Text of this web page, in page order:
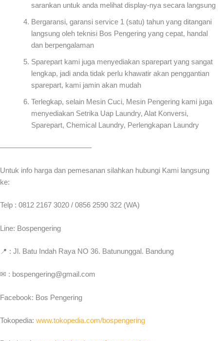
sarankan untuk anda melihat display-nya secara langsung
Bergaransi, garansi service 1 (satu) tahun yang ditangani
langsung oleh teknisi Bos Pengering yang cepat, handal
dan berpengalaman
Sparepart kami juga menyediakan sparepart yang sangat
lengkap, jadi anda tidak perlu khawatir akan penggantian
sparepart, kami jamin akan mudah
Terlegkap, selain Mesin Cuci, Mesin Pengering kami juga
menyediakan Setrika Uap Laundry, Alat Konversi,
Sparepart, Chemical Laundry, Perlengkapan Laundry
————————————–
Untuk info harga dan pemesanan silahkan hubungi Kami langsung
ke:
Telp : 0812 2167 3020 / 0856 2590 322 (WA)
Line: Bospengering
📍 : Jl. Batu Indah Raya NO 36. Batununggal. Bandung
✉ : bospengering@gmail.com
Facebook: Bos Pengering
Tokopedia: www.tokopedia.com/bospengering